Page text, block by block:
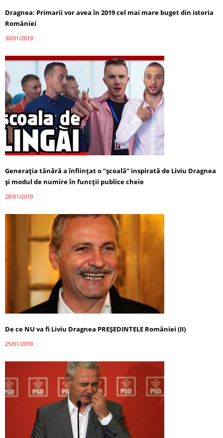
Dragnea: Primarii vor avea în 2019 cel mai mare buget din istoria
României
30/01/2019
Generația tânără a înființat o ”școală” inspirată de Liviu Dragnea
și modul de numire în funcții publice cheie
28/01/2019
De ce NU va fi Liviu Dragnea PREȘEDINTELE României (II)
25/01/2019